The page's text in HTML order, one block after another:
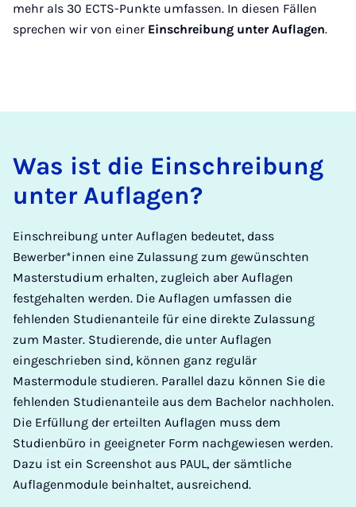
mehr als 30 ECTS-Punkte umfassen. In diesen Fällen
sprechen wir von einer Einschreibung unter Auflagen.
Was ist die Einschreibung
unter Auflagen?
Einschreibung unter Auflagen bedeutet, dass
Bewerber*innen eine Zulassung zum gewünschten
Masterstudium erhalten, zugleich aber Auflagen
festgehalten werden. Die Auflagen umfassen die
fehlenden Studienanteile für eine direkte Zulassung
zum Master. Studierende, die unter Auflagen
eingeschrieben sind, können ganz regulär
Mastermodule studieren. Parallel dazu können Sie die
fehlenden Studienanteile aus dem Bachelor nachholen.
Die Erfüllung der erteilten Auflagen muss dem
Studienbüro in geeigneter Form nachgewiesen werden.
Dazu ist ein Screenshot aus PAUL, der sämtliche
Auflagenmodule beinhaltet, ausreichend.